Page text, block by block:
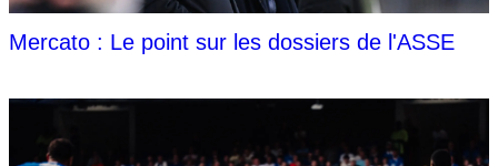
Mercato : Le point sur les dossiers de l'ASSE